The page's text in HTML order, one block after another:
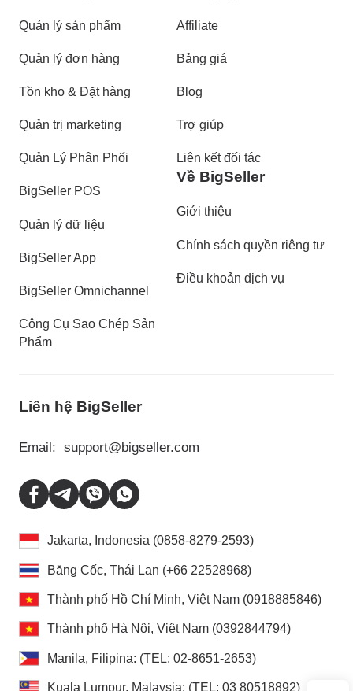
Quản lý sản phẩm
Quản lý đơn hàng
Tồn kho & Đặt hàng
Quản trị marketing
Quản Lý Phân Phối
BigSeller POS
Quản lý dữ liệu
BigSeller App
BigSeller Omnichannel
Công Cụ Sao Chép Sản
Phẩm
Affiliate
Bảng giá
Blog
Trợ giúp
Liên kết đối tác
Về BigSeller
Giới thiệu
Chính sách quyền riêng tư
Điều khoản dịch vụ
Liên hệ BigSeller
Email: support@bigseller.com
Jakarta, Indonesia (0858-8279-2593)
Băng Cốc, Thái Lan (+66 22528968)
Thành phố Hồ Chí Minh, Việt Nam (0918885846)
Thành phố Hà Nội, Việt Nam (0392844794)
Manila, Filipina: (TEL: 02-8651-2653)
Kuala Lumpur, Malaysia: (TEL: 03 80518892)